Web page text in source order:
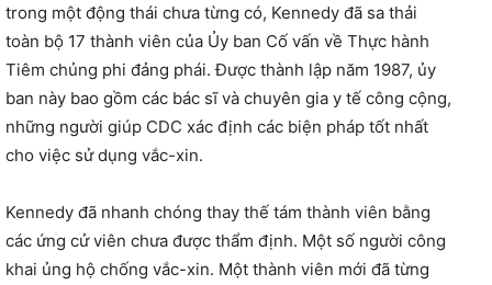
trong một động thái chưa từng có, Kennedy đã sa thải
toàn bộ 17 thành viên của Ủy ban Cố vấn về Thực hành
Tiêm chủng phi đảng phái. Được thành lập năm 1987, ủy
ban này bao gồm các bác sĩ và chuyên gia y tế công cộng,
những người giúp CDC xác định các biện pháp tốt nhất
cho việc sử dụng vắc-xin.
Kennedy đã nhanh chóng thay thế tám thành viên bằng
các ứng cử viên chưa được thẩm định. Một số người công
khai ủng hộ chống vắc-xin. Một thành viên mới đã từng